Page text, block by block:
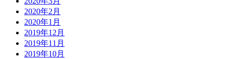
2020年2月
2020年1月
2019年12月
2019年11月
2019年10月